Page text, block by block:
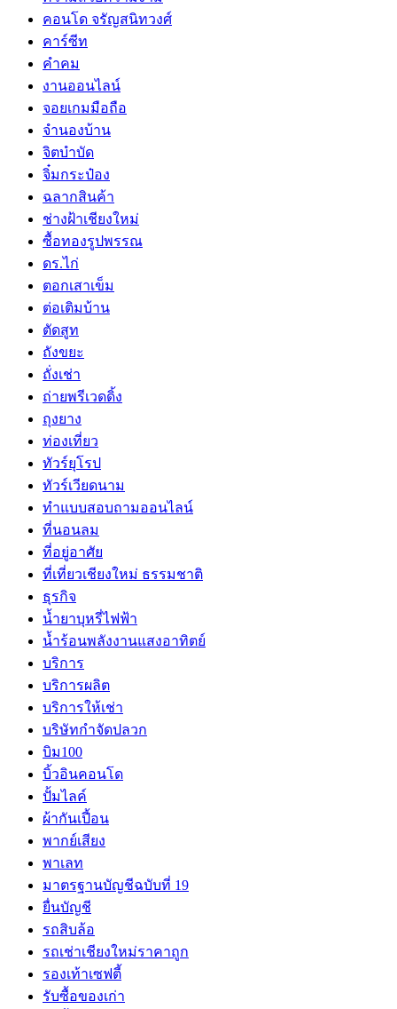
คอนโด จรัญสนิทวงศ์
คาร์ซีท
คำคม
งานออนไลน์
จอยเกมมือถือ
จำนองบ้าน
จิตบำบัด
จิ๋มกระป๋อง
ฉลากสินค้า
ช่างฝ้าเชียงใหม่
ซื้อทองรูปพรรณ
ดร.ไก่
ตอกเสาเข็ม
ต่อเติมบ้าน
ตัดสูท
ถังขยะ
ถั่งเช่า
ถ่ายพรีเวดดิ้ง
ถุงยาง
ท่องเที่ยว
ทัวร์ยุโรป
ทัวร์เวียดนาม
ทำแบบสอบถามออนไลน์
ที่นอนลม
ที่อยู่อาศัย
ที่เที่ยวเชียงใหม่ ธรรมชาติ
ธุรกิจ
น้ำยาบุหรี่ไฟฟ้า
น้ำร้อนพลังงานแสงอาทิตย์
บริการ
บริการผลิต
บริการให้เช่า
บริษัทกำจัดปลวก
บิม100
บิ้วอินคอนโด
ปั้มไลค์
ผ้ากันเปี้อน
พากย์เสียง
พาเลท
มาตรฐานบัญชีฉบับที่ 19
ยื่นบัญชี
รถสิบล้อ
รถเช่าเชียงใหม่ราคาถูก
รองเท้าเซฟตี้
รับซื้อของเก่า